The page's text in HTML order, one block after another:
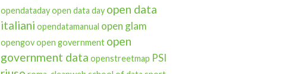
opendatadayopen data day open data
italiani opendatamanual open glam
opengovopen government open
government data openstreetmap PSI